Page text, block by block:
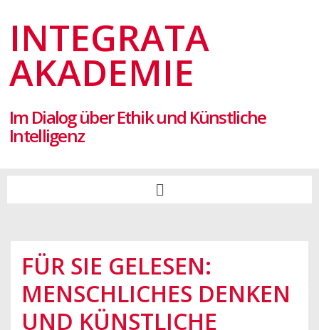
INTEGRATA
AKADEMIE
Im Dialog über Ethik und Künstliche
Intelligenz
FÜR SIE GELESEN:
MENSCHLICHES DENKEN
UND KÜNSTLICHE